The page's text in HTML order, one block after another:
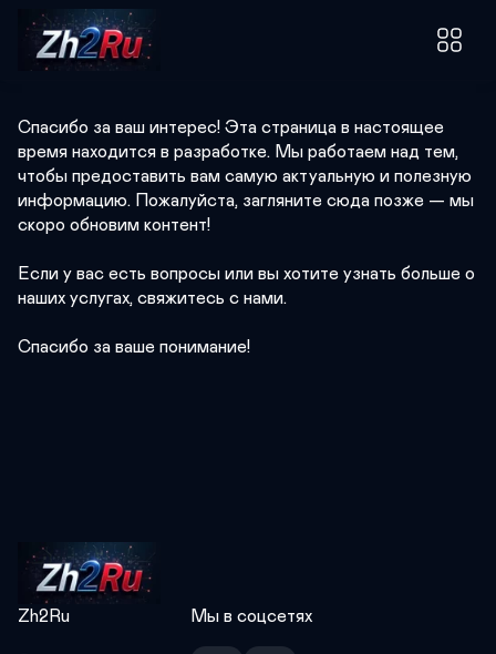
Zh2Ru
Спасибо за ваш интерес! Эта страница в настоящее
время находится в разработке. Мы работаем над тем,
чтобы предоставить вам самую актуальную и полезную
информацию. Пожалуйста, загляните сюда позже — мы
скоро обновим контент!
Если у вас есть вопросы или вы хотите узнать больше о
наших услугах, свяжитесь с нами.
Спасибо за ваше понимание!
Zh2Ru Мы в соцсетях